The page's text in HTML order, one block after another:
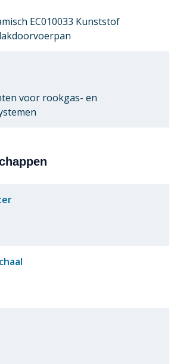
EC010033 Kunststof
voor rookgas- en